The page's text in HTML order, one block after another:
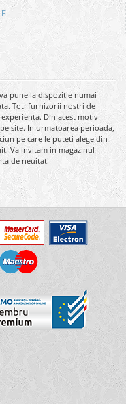
pune la dispozitie numai
Toti furnizorii nostri de
Din acest motiv
site. In urmatoarea perioada,
pe care le puteti alege din
Va invitam in magazinul
de neuitat!